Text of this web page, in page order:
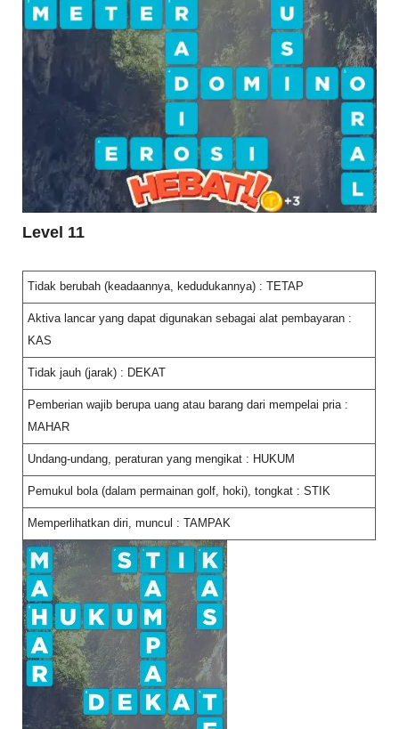
Level 11
Tidak berubah (keadaannya, kedudukannya) : TETAP
Aktiva lancar yang dapat digunakan sebagai alat pembayaran :
KAS
Tidak jauh (jarak) : DEKAT
Pemberian wajib berupa uang atau barang dari mempelai pria :
MAHAR
Undang-undang, peraturan yang mengikat : HUKUM
Pemukul bola (dalam permainan golf, hoki), tongkat : STIK
Memperlihatkan diri, muncul : TAMPAK